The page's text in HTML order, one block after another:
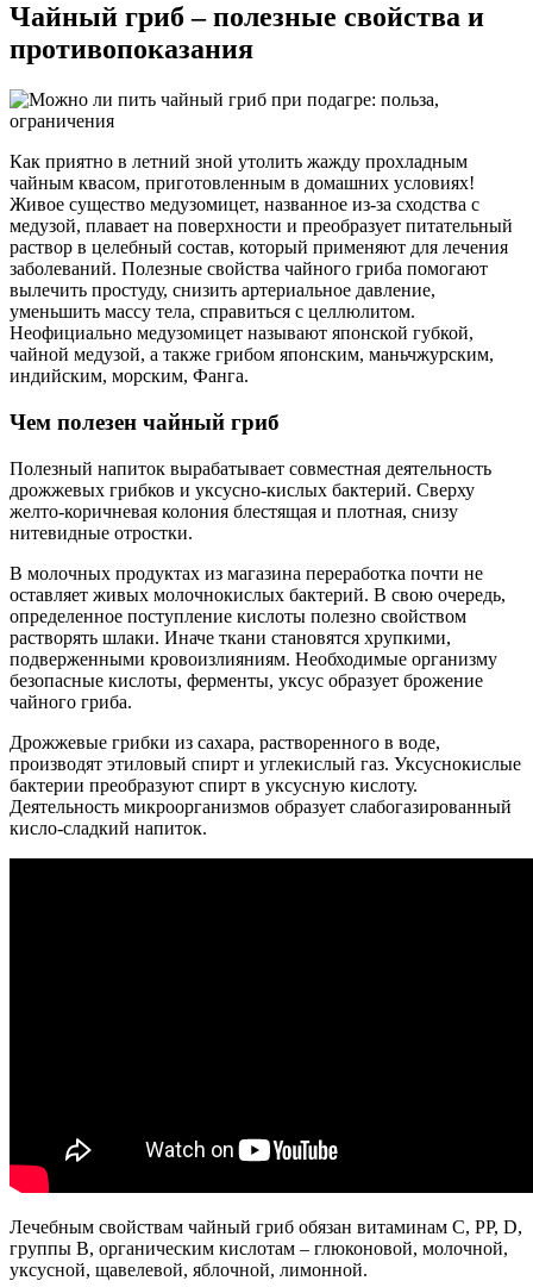
Чайный гриб – полезные свойства и
противопоказания
Как приятно в летний зной утолить жажду прохладным
чайным квасом, приготовленным в домашних условиях!
Живое существо медузомицет, названное из-за сходства с
медузой, плавает на поверхности и преобразует питательный
раствор в целебный состав, который применяют для лечения
заболеваний. Полезные свойства чайного гриба помогают
вылечить простуду, снизить артериальное давление,
уменьшить массу тела, справиться с целлюлитом.
Неофициально медузомицет называют японской губкой,
чайной медузой, а также грибом японским, маньчжурским,
индийским, морским, Фанга.
Чем полезен чайный гриб
Полезный напиток вырабатывает совместная деятельность
дрожжевых грибков и уксусно-кислых бактерий. Сверху
желто-коричневая колония блестящая и плотная, снизу
нитевидные отростки.
В молочных продуктах из магазина переработка почти не
оставляет живых молочнокислых бактерий. В свою очередь,
определенное поступление кислоты полезно свойством
растворять шлаки. Иначе ткани становятся хрупкими,
подверженными кровоизлияниям. Необходимые организму
безопасные кислоты, ферменты, уксус образует брожение
чайного гриба.
Дрожжевые грибки из сахара, растворенного в воде,
производят этиловый спирт и углекислый газ. Уксуснокислые
бактерии преобразуют спирт в уксусную кислоту.
Деятельность микроорганизмов образует слабогазированный
кисло-сладкий напиток.
Лечебным свойствам чайный гриб обязан витаминам С, РР, D,
группы В, органическим кислотам – глюконовой, молочной,
уксусной, щавелевой, яблочной, лимонной.